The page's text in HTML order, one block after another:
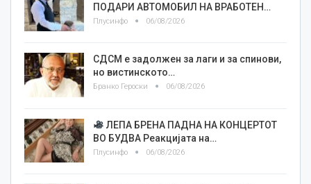
ПОДАРИ АВТОМОБИЛ НА ВРАБОТЕН…
Плусинфо 06/08/2026
СДСМ е задолжен за лаги и за спинови,
но вистинското…
Бранко Героски 06/08/2026
ЛЕПА БРЕНА ПАДНА НА КОНЦЕРТОТ
ВО БУДВА Реакцијата на…
Плусинфо 06/08/2026